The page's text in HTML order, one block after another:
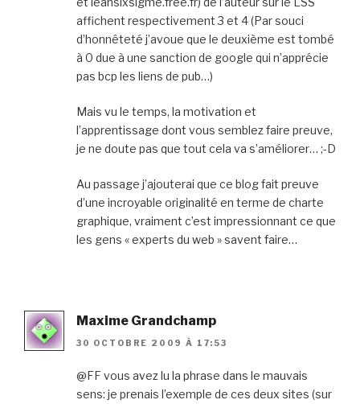
affichent respectivement 3 et 4 (Par souci
d’honnêteté j’avoue que le deuxième est tombé
à 0 due à une sanction de google qui n’apprécie
pas bcp les liens de pub…)
Mais vu le temps, la motivation et
l’apprentissage dont vous semblez faire preuve,
je ne doute pas que tout cela va s’améliorer… ;-D
Au passage j’ajouterai que ce blog fait preuve
d’une incroyable originalité en terme de charte
graphique, vraiment c’est impressionnant ce que
les gens « experts du web » savent faire…
Maxime Grandchamp
30 OCTOBRE 2009 À 17:53
@FF vous avez lu la phrase dans le mauvais
sens: je prenais l’exemple de ces deux sites (sur